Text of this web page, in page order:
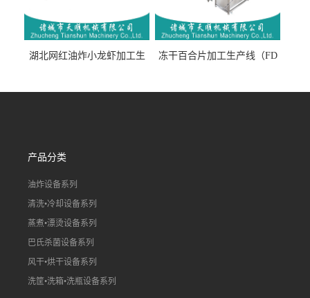
湖北网红油炸小龙虾加工生
线）
冻干百合片加工生产线（FD
线）
产品分类
油炸设备系列
清洗•冷却设备系列
蒸煮•漂烫设备系列
巴氏杀菌设备系列
风干•烘干设备系列
洗筐•洗箱•洗瓶设备系列